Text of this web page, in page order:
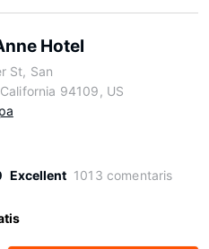
Hotel
St, San
94109, US
Excellent 1013 comentaris